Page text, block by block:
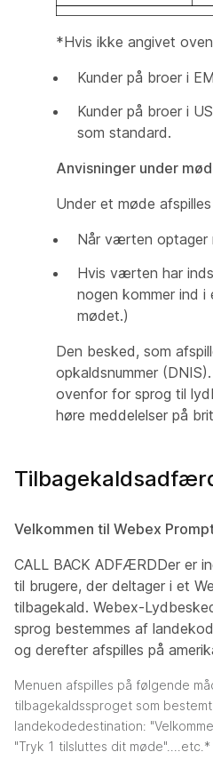
*Hvis ikke angivet
Kunder på broer i
Kunder på broer i
som standard.
Anvisninger under
Under et møde
Når værten optager
Hvis værten har
nogen kommer ind i
mødet.)
Den besked, som
opkaldsnummer
ovenfor for sprog til
høre meddelelser på
Velkommen til Webex
CALL BACK ADFÆRDDer er
til brugere, der deltager i et
tilbagekald. Webex-
sprog bestemmes af
og derefter afspilles på
Menuen afspilles på følgende
tilbagekaldssproget som
landekodedestination:
"Tryk 1 tilsluttes dit møde"….etc.*